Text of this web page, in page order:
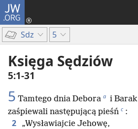
JW.ORG
Sdz 5
Księga Sędziów
5:1-31
5 Tamtego dnia Debora a i Barak
zaśpiewali następującą pieśń c :
2
„Wysławiajcie Jehowę,